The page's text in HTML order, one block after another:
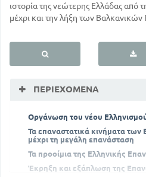
ιστορία της νεώτερης Ελλάδας
μέχρι και την λήξη των
ΠΕΡΙΕΧΌΜΕΝΑ
Οργάνωση του νέου
Τα επαναστατικά κινήματα
μέχρι τη μεγάλη επανάσταση
Τα προοίμια της Ελληνικής
Έκρηξη και εξάπλωση της